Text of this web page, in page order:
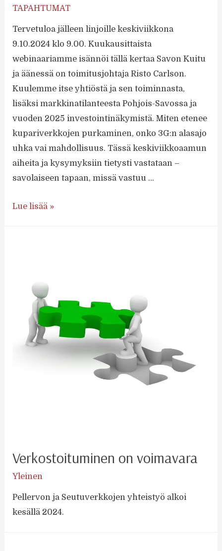
TAPAHTUMAT
Tervetuloa jälleen linjoille keskiviikkona
9.10.2024 klo 9.00. Kuukausittaista
webinaariamme isännöi tällä kertaa Savon Kuitu
ja äänessä on toimitusjohtaja Risto Carlson.
Kuulemme itse yhtiöstä ja sen toiminnasta,
lisäksi markkinatilanteesta Pohjois-Savossa ja
vuoden 2025 investointinäkymistä. Miten etenee
kupariverkkojen purkaminen, onko 3G:n alasajo
uhka vai mahdollisuus. Tässä keskiviikkoaamun
aiheita ja kysymyksiin tietysti vastataan –
savolaiseen tapaan, missä vastuu …
Lokakuun
Lue lisää »
Verkostoituminen on voimavara
Yleinen
Pellervon ja Seutuverkkojen yhteistyö alkoi
kesällä 2024.